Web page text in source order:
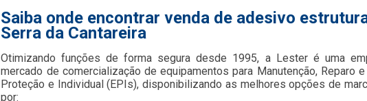
Saiba onde encontrar venda de adesivo
Serra da Cantareira
Otimizando funções de forma segura desde 1995, a Lester é uma
mercado de comercialização de equipamentos para Manutenção, Reparo
Proteção e Individual (EPIs), disponibilizando as melhores opções de
por: